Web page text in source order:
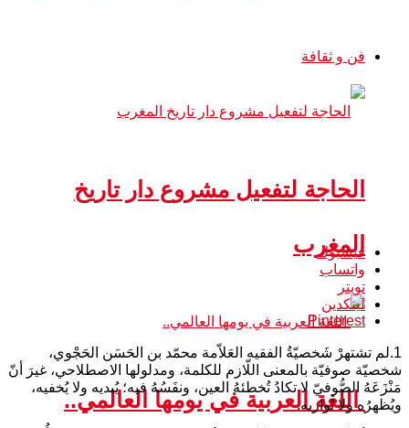
فن و ثقافة
الحاجة لتفعيل مشروع دار تاريخ
المغرب
اللغة العربية في يومها العالمي..
فيسبوك
واتساب
تويتر
لينكدين
Pinterest
1.لم تشتهرْ شَخصيّةُ الفقيه العَلاّمة محمّد بن الحَسَن الحَجْوي،
شخصيّة صوفيّة بالمعنى اللّازم للكلمة، ومدلولها الاصطلاحي، غيرَ أنّ
مَنْزَعَهُ الصُّوفيّ لا تكادُ تُخطئهُ العين، ونفَسُهُ فيه؛ يُبديه ولا يُخفيه،
ويُظهرُه ولا يُواريه.